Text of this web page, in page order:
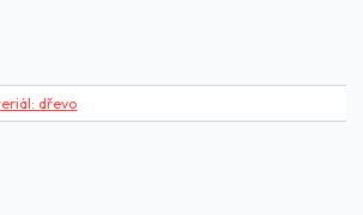
dřevo